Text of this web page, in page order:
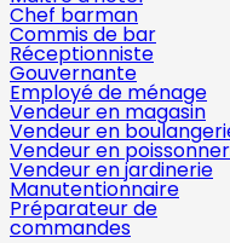
Chef barman
Commis de bar
Réceptionniste
Gouvernante
Employé de ménage
Vendeur en magasin
Vendeur en
Vendeur en
Vendeur en jardinerie
Manutentionnaire
Préparateur de
commandes